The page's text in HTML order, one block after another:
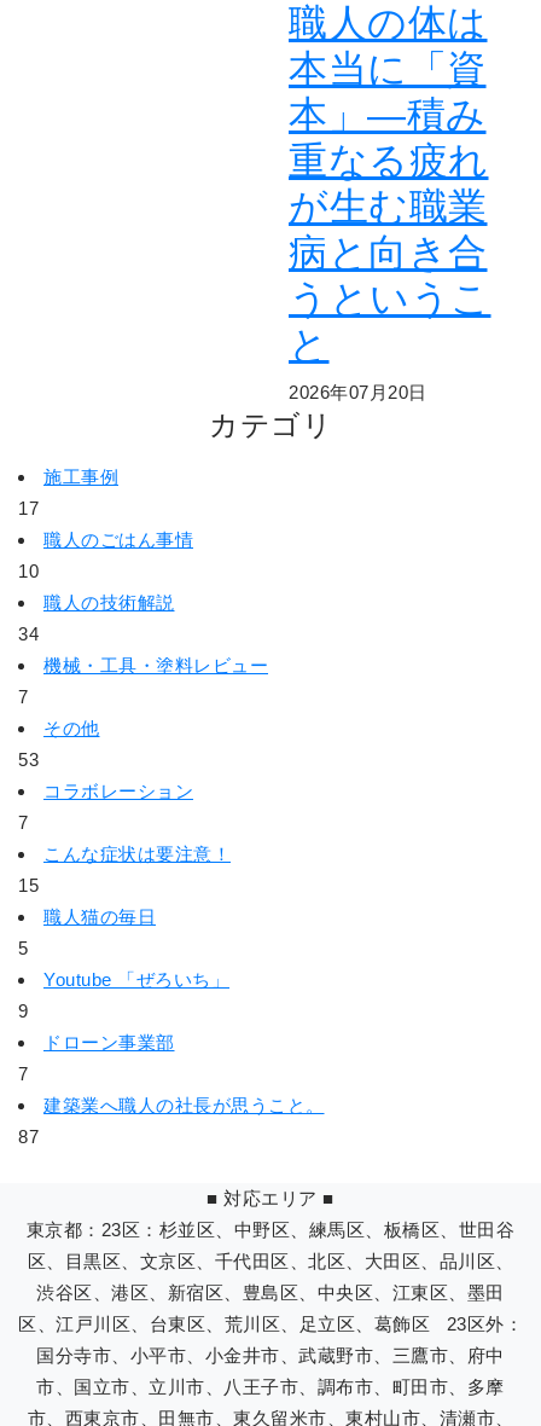
職人の体は
本当に「資
本」―積み
重なる疲れ
が生む職業
病と向き合
うというこ
と
2026年07月20日
カテゴリ
施工事例
17
職人のごはん事情
10
職人の技術解説
34
機械・工具・塗料レビュー
7
その他
53
コラボレーション
7
こんな症状は要注意！
15
職人猫の毎日
5
Youtube 「ぜろいち」
9
ドローン事業部
7
建築業へ職人の社長が思うこと。
87
■ 対応エリア ■
東京都：23区：杉並区、中野区、練馬区、板橋区、世田谷
区、目黒区、文京区、千代田区、北区、大田区、品川区、
渋谷区、港区、新宿区、豊島区、中央区、江東区、墨田
区、江戸川区、台東区、荒川区、足立区、葛飾区 23区外：
国分寺市、小平市、小金井市、武蔵野市、三鷹市、府中
市、国立市、立川市、八王子市、調布市、町田市、多摩
市、西東京市、田無市、東久留米市、東村山市、清瀬市、